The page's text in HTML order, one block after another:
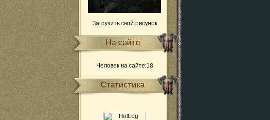
Загрузить свой рисунок
На сайте
Человек на сайте:18
Статистика